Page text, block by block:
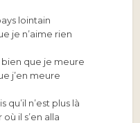
lointain
je n’aime rien
que je meure
j’en meure
n’est plus là
il s’en alla